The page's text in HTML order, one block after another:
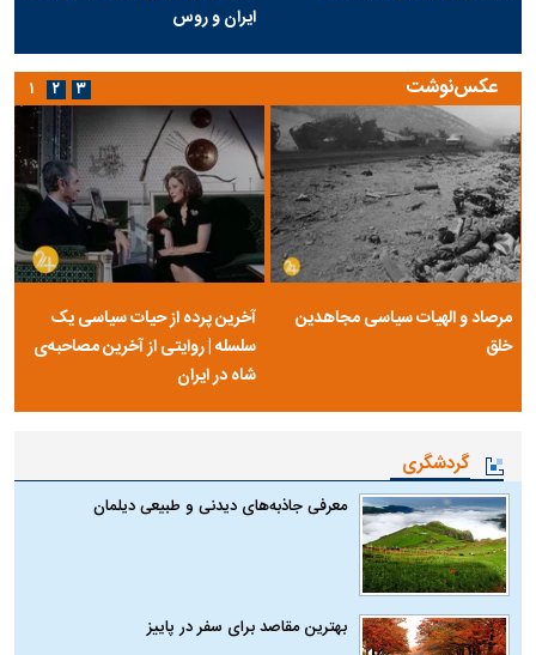
ایران و روس
عکس‌نوشت
مرصاد و الهیات سیاسی مجاهدین
خلق
آخرین پرده از حیات سیاسی یک
سلسله | روایتی از آخرین مصاحبه‌ی
شاه در ایران
۱ ۲ ۳
گردشگری
معرفی جاذبه‌های دیدنی و طبیعی دیلمان
بهترین مقاصد برای سفر در پاییز